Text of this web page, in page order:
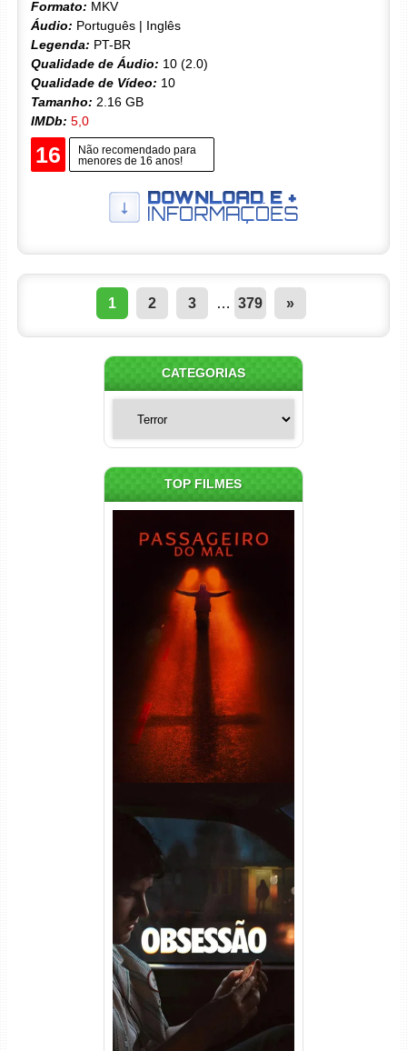
Formato: MKV
Áudio: Português | Inglês
Legenda: PT-BR
Qualidade de Áudio: 10 (2.0)
Qualidade de Vídeo: 10
Tamanho: 2.16 GB
IMDb: 5,0
16
Não recomendado para
menores de 16 anos!
1 2 3 … 379 »
CATEGORIAS
TOP FILMES
Passageiro do Mal Torrent
(2026) WEB-DL 1080p Dual
Áudio
Obsessão Torrent (2026)
WEB-DL 1080p/4K Dual
Áudio